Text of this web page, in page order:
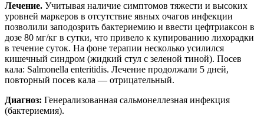
Лечение. Учитывая наличие симптомов тяжести и высоких
уровней маркеров в отсутствие явных очагов инфекции
позволили заподозрить бактериемию и ввести цефтриаксон в
дозе 80 мг/кг в сутки, что привело к купированию лихорадки
в течение суток. На фоне терапии несколько усилился
кишечный синдром (жидкий стул с зеленой тиной). Посев
кала: Salmonella enteritidis. Лечение продолжали 5 дней,
повторный посев кала — отрицательный.
Диагноз: Генерализованная сальмонеллезная инфекция
(бактериемия).